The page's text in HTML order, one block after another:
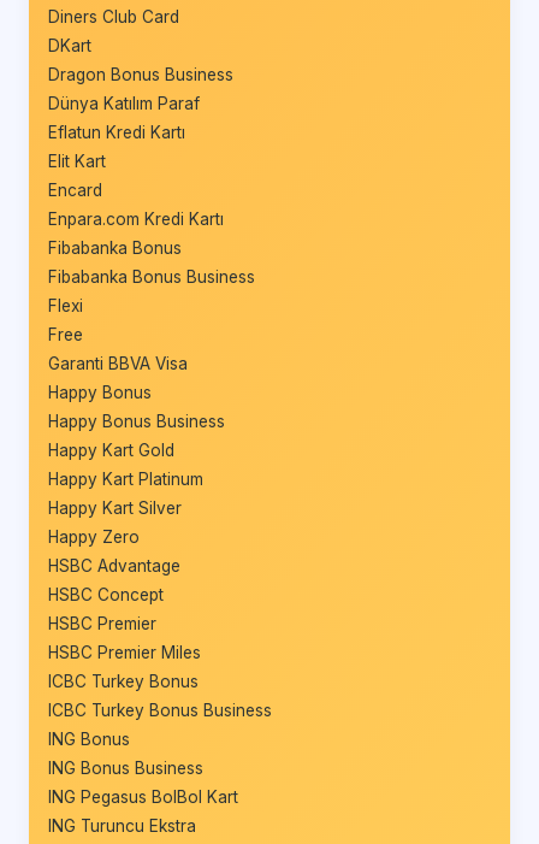
Diners Club Card
DKart
Dragon Bonus Business
Dünya Katılım Paraf
Eflatun Kredi Kartı
Elit Kart
Encard
Enpara.com Kredi Kartı
Fibabanka Bonus
Fibabanka Bonus Business
Flexi
Free
Garanti BBVA Visa
Happy Bonus
Happy Bonus Business
Happy Kart Gold
Happy Kart Platinum
Happy Kart Silver
Happy Zero
HSBC Advantage
HSBC Concept
HSBC Premier
HSBC Premier Miles
ICBC Turkey Bonus
ICBC Turkey Bonus Business
ING Bonus
ING Bonus Business
ING Pegasus BolBol Kart
ING Turuncu Ekstra